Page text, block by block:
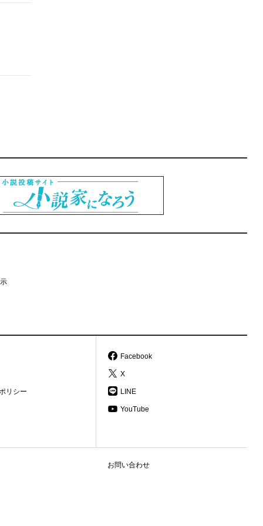
リシー
Facebook
X
LINE
YouTube
お問い合わせ